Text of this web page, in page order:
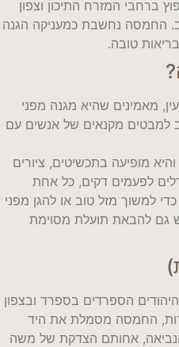
ברחבי המזרח התיכון וצפון
החמסה נחשבת כמעניקה הגנה
טובה.
מאמינים שהיא מגנה מפני
למבטים מקנאים של אנשים עם
מופיעה בתכשיטים, ציורים
לפעמים דקים, כל אחת
למשוך מזל טוב או להגן מפני
גם להבאת תועלת מסוימת
הספרדים בספרד ובצפון
החמסה מסמלת את היד
אחותם הצדקת של משה